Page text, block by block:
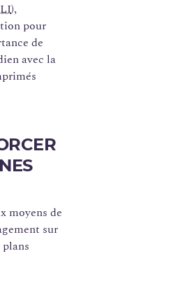
),
pour
de
avec la
moyens de
sur